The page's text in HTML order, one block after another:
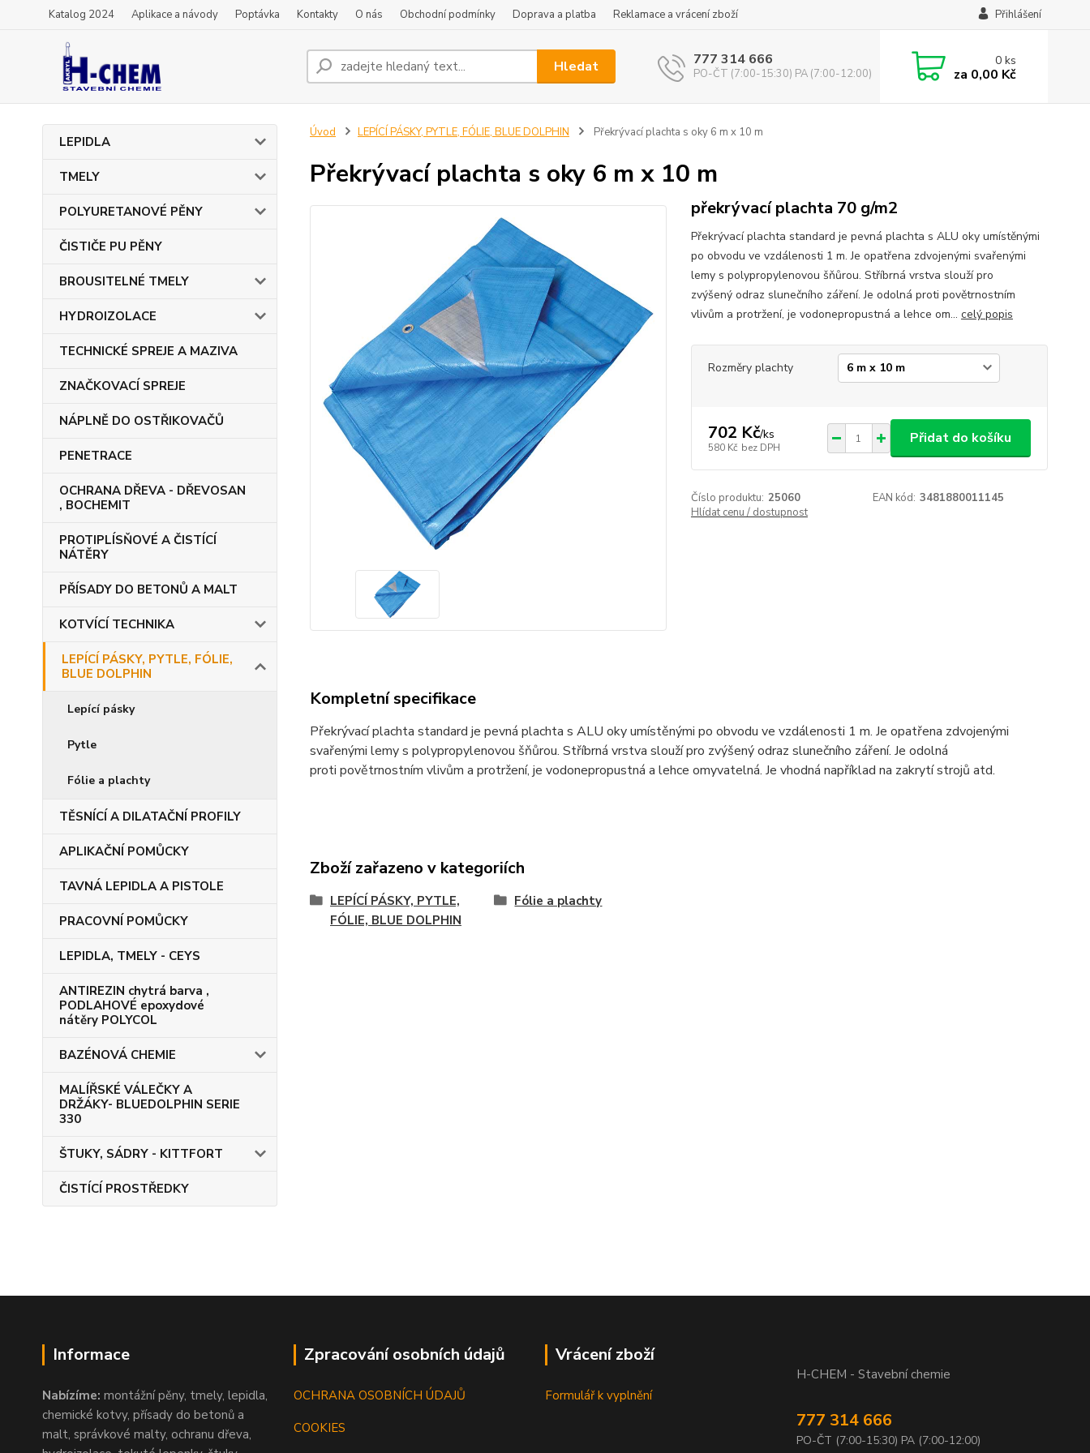
Katalog 2024 Aplikace a návody Poptávka Kontakty O nás Obchodní podmínky Doprava a platba Reklamace a vrácení zboží Přihlášení
Hledat 777 314 666
PO-ČT (7:00-15:30) PA (7:00-12:00)
0ks
za 0,00 Kč
LEPIDLA
TMELY
POLYURETANOVÉ PĚNY
ČISTIČE PU PĚNY
BROUSITELNÉ TMELY
HYDROIZOLACE
TECHNICKÉ SPREJE A MAZIVA
ZNAČKOVACÍ SPREJE
NÁPLNĚ DO OSTŘIKOVAČŮ
PENETRACE
OCHRANA DŘEVA - DŘEVOSAN
, BOCHEMIT
PROTIPLÍSŇOVÉ A ČISTÍCÍ
NÁTĚRY
PŘÍSADY DO BETONŮ A MALT
KOTVÍCÍ TECHNIKA
LEPÍCÍ PÁSKY, PYTLE, FÓLIE,
BLUE DOLPHIN
Lepící pásky
Pytle
Fólie a plachty
TĚSNÍCÍ A DILATAČNÍ PROFILY
APLIKAČNÍ POMŮCKY
TAVNÁ LEPIDLA A PISTOLE
PRACOVNÍ POMŮCKY
LEPIDLA, TMELY - CEYS
ANTIREZIN chytrá barva ,
PODLAHOVÉ epoxydové
nátěry POLYCOL
BAZÉNOVÁ CHEMIE
MALÍŘSKÉ VÁLEČKY A
DRŽÁKY- BLUEDOLPHIN SERIE
330
ŠTUKY, SÁDRY - KITTFORT
ČISTÍCÍ PROSTŘEDKY
Úvod LEPÍCÍ PÁSKY, PYTLE, FÓLIE, BLUE DOLPHIN Překrývací plachta s oky 6 m x 10 m
Překrývací plachta s oky 6 m x 10 m
překrývací plachta 70 g/m2
Překrývací plachta standard je pevná plachta s ALU oky umístěnými
po obvodu ve vzdálenosti 1 m. Je opatřena zdvojenými svařenými
lemy s polypropylenovou šňůrou. Stříbrná vrstva slouží pro
zvýšený odraz slunečního záření. Je odolná proti povětrnostním
vlivům a protržení, je vodonepropustná a lehce om... celý popis
Rozměry plachty
702 Kč/ks
580 Kč bez DPH
Přidat do košíku
Číslo produktu: 25060 EAN kód: 3481880011145
Hlídat cenu / dostupnost
Kompletní specifikace
Překrývací plachta standard je pevná plachta s ALU oky umístěnými po obvodu ve vzdálenosti 1 m. Je opatřena zdvojenými
svařenými lemy s polypropylenovou šňůrou. Stříbrná vrstva slouží pro zvýšený odraz slunečního záření. Je odolná
proti povětrnostním vlivům a protržení, je vodonepropustná a lehce omyvatelná. Je vhodná například na zakrytí strojů atd.
Zboží zařazeno v kategoriích
LEPÍCÍ PÁSKY, PYTLE,
FÓLIE, BLUE DOLPHIN
Fólie a plachty
Informace
Nabízíme: montážní pěny, tmely, lepidla,
chemické kotvy, přísady do betonů a
malt, správkové malty, ochranu dřeva,
Zpracování osobních údajů
OCHRANA OSOBNÍCH ÚDAJŮ
COOKIES
Vrácení zboží
Formulář k vyplnění
H-CHEM - Stavební chemie
777 314 666
PO-ČT (7:00-15:30) PA (7:00-12:00)